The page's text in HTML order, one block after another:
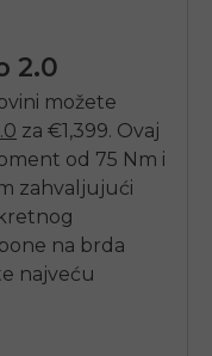
2.0
možete
za €1,399. Ovaj
od 75 Nm i
zahvaljujući
na brda
najveću